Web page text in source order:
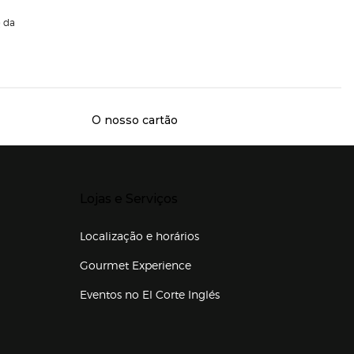
da
O nosso cartão
Localização e horários
Gourmet Experience
Eventos no El Corte Inglés